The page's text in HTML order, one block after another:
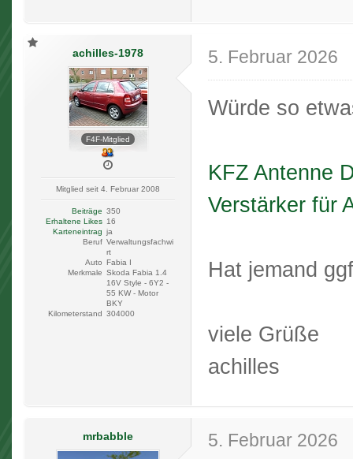
achilles-1978
F4F-Mitglied
Mitglied seit 4. Februar 2008
Beiträge 350
Erhaltene Likes 16
Karteneintrag ja
Beruf Verwaltungsfachwi
rt
Auto Fabia I
Merkmale Skoda Fabia 1.4
16V Style - 6Y2 -
55 KW - Motor
BKY
Kilometerstand 304000
5. Februar 2026
Würde so
KFZ Antenne
Verstärker für
Hat jemand
viele Grüße
achilles
mrbabble 5. Februar 2026